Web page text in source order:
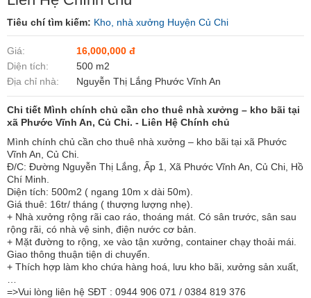
Tiêu chí tìm kiếm: Kho, nhà xưởng Huyện Củ Chi
Giá:
16,000,000 đ
Diện tích:
500 m2
Địa chỉ nhà:
Nguyễn Thị Lắng Phước Vĩnh An
Chi tiết Mình chính chủ cần cho thuê nhà xưởng – kho bãi tại
xã Phước Vĩnh An, Củ Chi. - Liên Hệ Chính chủ
Mình chính chủ cần cho thuê nhà xưởng – kho bãi tại xã Phước
Vĩnh An, Củ Chi.
Đ/C: Đường Nguyễn Thị Lắng, Ấp 1, Xã Phước Vĩnh An, Củ Chi, Hồ
Chí Minh.
Diện tích: 500m2 ( ngang 10m x dài 50m).
Giá thuê: 16tr/ tháng ( thượng lượng nhẹ).
+ Nhà xưởng rộng rãi cao ráo, thoáng mát. Có sân trước, sân sau
rộng rãi, có nhà vệ sinh, điện nước cơ bản.
+ Mặt đường to rộng, xe vào tận xưởng, container chạy thoải mái.
Giao thông thuận tiện di chuyển.
+ Thích hợp làm kho chứa hàng hoá, lưu kho bãi, xưởng sản xuất,
=>Vui lòng liên hệ SĐT : 0944 906 071 / 0384 819 376